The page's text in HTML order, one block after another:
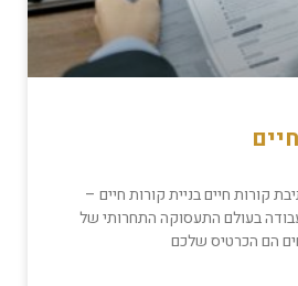
קורות חיים בניית קורות חיים –
בעולם התעסוקה התחרותי של
הם הכרטיס שלכם